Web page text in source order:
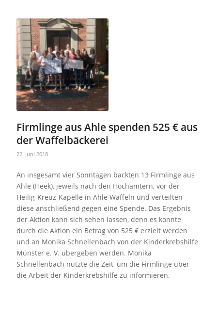
Firmlinge aus Ahle spenden 525 € aus
der Waffelbäckerei
22. Juni 2018
An insgesamt vier Sonntagen backten 13 Firmlinge aus
Ahle (Heek), jeweils nach den Hochämtern, vor der
Heilig-Kreuz-Kapelle in Ahle Waffeln und verteilten
diese anschließend gegen eine Spende. Das Ergebnis
der Aktion kann sich sehen lassen, denn es konnte
durch die Aktion ein Betrag von 525 € erzielt werden
und an Monika Schnellenbach von der Kinderkrebshilfe
Münster e. V. übergeben werden. Monika
Schnellenbach nutzte die Zeit, um die Firmlinge über
die Arbeit der Kinderkrebshilfe zu informieren.